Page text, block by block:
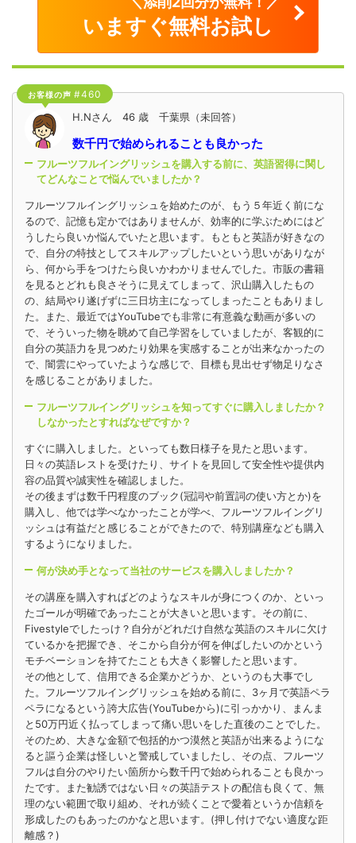
いますぐ無料お試し
お客様の声 #460
H.Nさん 46 歳 千葉県（未回答）
数千円で始められることも良かった
フルーツフルイングリッシュを購入する前に、英語習得に関し
てどんなことで悩んでいましたか？
フルーツフルイングリッシュを始めたのが、もう５年近く前にな
るので、記憶も定かではありませんが、効率的に学ぶためにはど
うしたら良いか悩んでいたと思います。もともと英語が好きなの
で、自分の特技としてスキルアップしたいという思いがありなが
ら、何から手をつけたら良いかわかりませんでした。市販の書籍
を見るとどれも良さそうに見えてしまって、沢山購入したもの
の、結局やり遂げずに三日坊主になってしまったこともありまし
た。また、最近ではYouTubeでも非常に有意義な動画が多いの
で、そういった物を眺めて自己学習をしていましたが、客観的に
自分の英語力を見つめたり効果を実感することが出来なかったの
で、闇雲にやっていたような感じで、目標も見出せず物足りなさ
を感じることがありました。
フルーツフルイングリッシュを知ってすぐに購入しましたか？
しなかったとすればなぜですか？
すぐに購入しました。といっても数日様子を見たと思います。
日々の英語レストを受けたり、サイトを見回して安全性や提供内
容の品質や誠実性を確認しました。
その後まずは数千円程度のブック(冠詞や前置詞の使い方とか)を
購入し、他では学べなかったことが学べ、フルーツフルイングリ
ッシュは有益だと感じることができたので、特別講座なども購入
するようになりました。
何が決め手となって当社のサービスを購入しましたか？
その講座を購入すればどのようなスキルが身につくのか、といっ
たゴールが明確であったことが大きいと思います。その前に、
Fivestyleでしたっけ？自分がどれだけ自然な英語のスキルに欠け
ているかを把握でき、そこから自分が何を伸ばしたいのかという
モチベーションを持てたことも大きく影響したと思います。
その他として、信用できる企業かどうか、というのも大事でし
た。フルーツフルイングリッシュを始める前に、3ヶ月で英語ペラ
ペラになるという誇大広告(YouTubeから)に引っかかり、まんま
と50万円近く払ってしまって痛い思いをした直後のことでした。
そのため、大きな金額で包括的かつ漠然と英語が出来るようにな
ると謳う企業は怪しいと警戒していましたし、その点、フルーツ
フルは自分のやりたい箇所から数千円で始められることも良かっ
たです。また勧誘ではない日々の英語テストの配信も良くて、無
理のない範囲で取り組め、それが続くことで愛着というか信頼を
形成したのもあったのかなと思います。(押し付けでない適度な距
離感？)